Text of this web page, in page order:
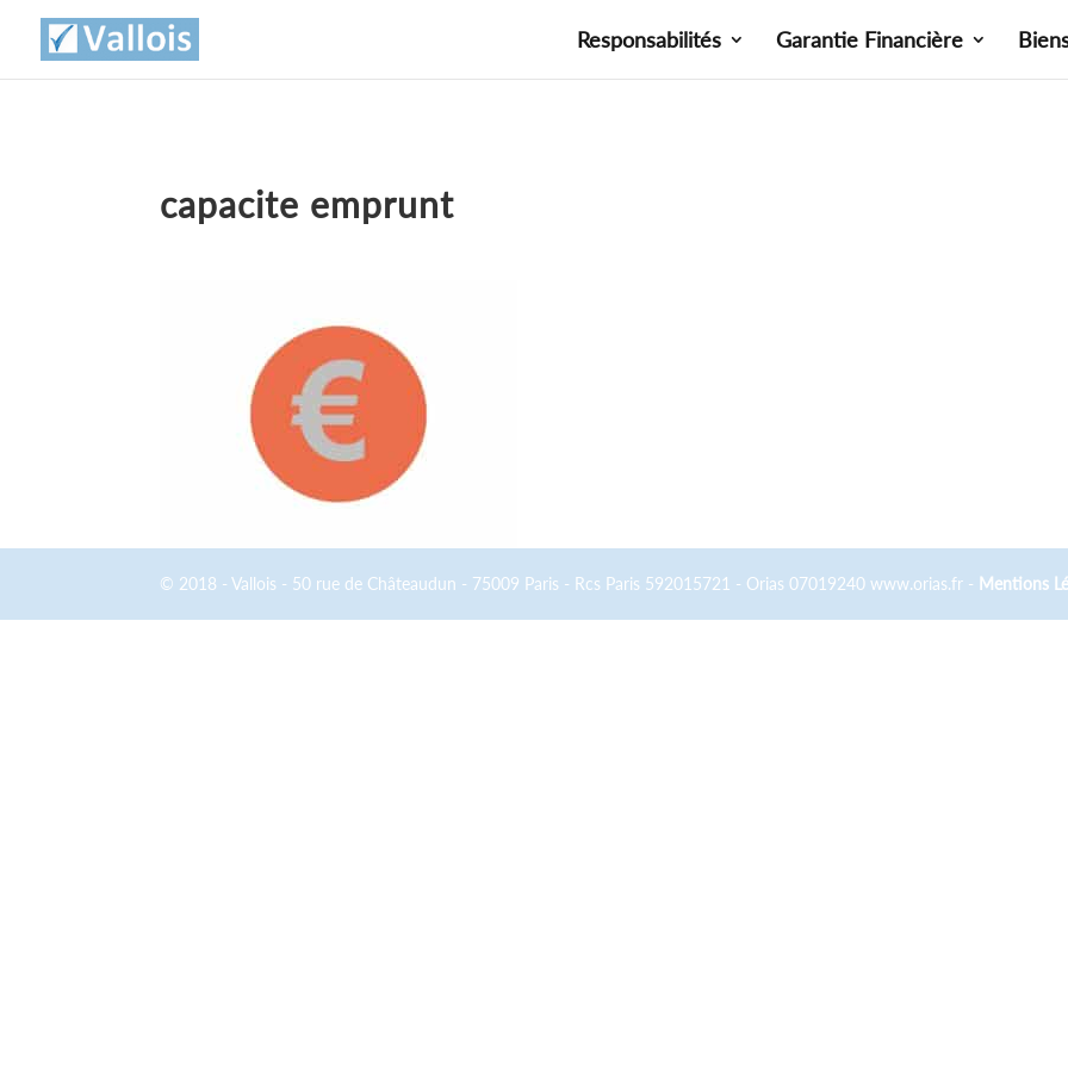
Responsabilités Garantie Financière
capacite emprunt
© 2018 - Vallois - 50 rue de Châteaudun - 75009 Paris - Rcs Paris 592015721 - Orias 07019240 www.orias.fr - Mentions